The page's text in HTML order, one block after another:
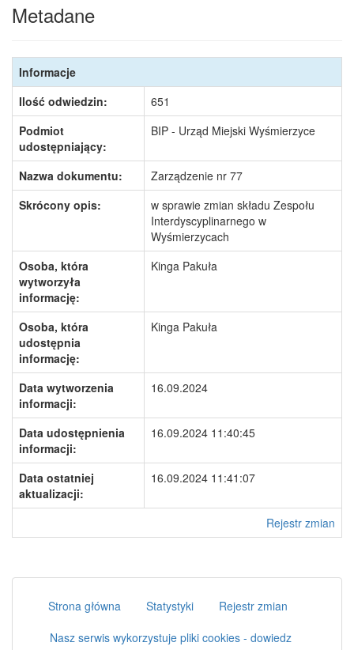
Metadane
Informacje
Ilość odwiedzin:
651
Podmiot
udostępniający:
BIP - Urząd Miejski Wyśmierzyce
Nazwa dokumentu:
Zarządzenie nr 77
Skrócony opis:
w sprawie zmian składu Zespołu
Interdyscyplinarnego w
Wyśmierzycach
Osoba, która
wytworzyła
informację:
Kinga Pakuła
Osoba, która
udostępnia
informację:
Kinga Pakuła
Data wytworzenia
informacji:
16.09.2024
Data udostępnienia
informacji:
16.09.2024 11:40:45
Data ostatniej
aktualizacji:
16.09.2024 11:41:07
Rejestr zmian
Strona główna Statystyki
Rejestr zmian
Nasz serwis wykorzystuje pliki cookies - dowiedz